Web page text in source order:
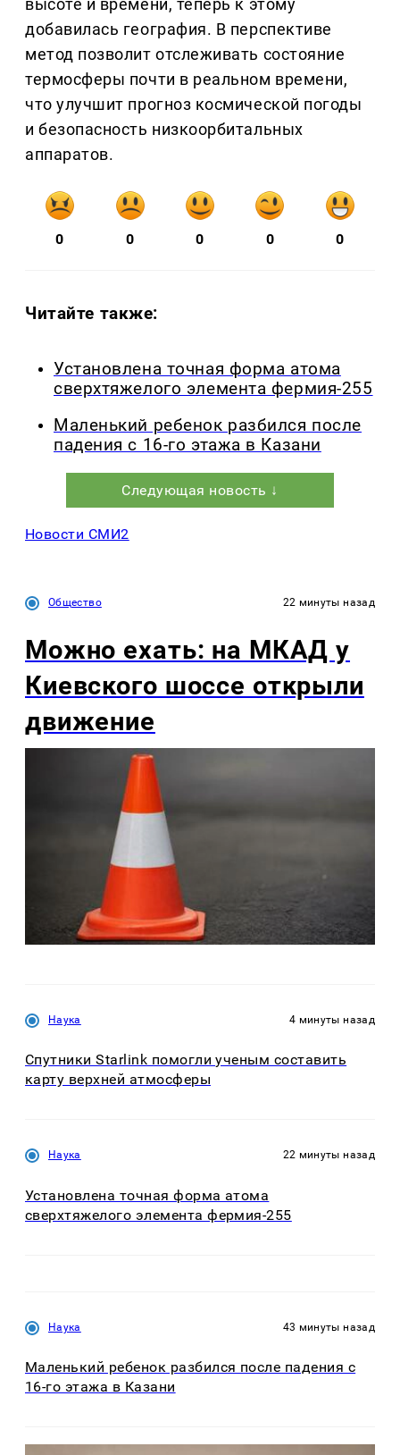
высоте и времени, теперь к этому
добавилась география. В перспективе
метод позволит отслеживать состояние
термосферы почти в реальном времени,
что улучшит прогноз космической погоды
и безопасность низкоорбитальных
аппаратов.
0 0 0 0 0
Читайте также:
Установлена точная форма атома
сверхтяжелого элемента фермия-255
Маленький ребенок разбился после
падения с 16-го этажа в Казани
Следующая новость ↓
Новости СМИ2
Общество 22 минуты назад
Можно ехать: на МКАД у
Киевского шоссе открыли
движение
Наука 4 минуты назад
Спутники Starlink помогли ученым составить
карту верхней атмосферы
Наука 22 минуты назад
Установлена точная форма атома
сверхтяжелого элемента фермия-255
Наука 43 минуты назад
Маленький ребенок разбился после падения с
16-го этажа в Казани